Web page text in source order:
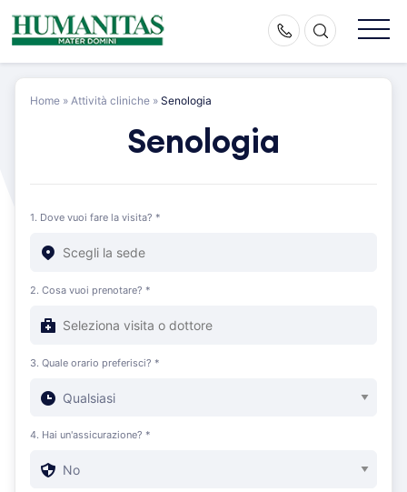
Skip
to
Home » Attività cliniche » Senologia
Senologia
1. Dove vuoi fare la visita? *
2. Cosa vuoi prenotare? *
3. Quale orario preferisci? *
4. Hai un'assicurazione? *